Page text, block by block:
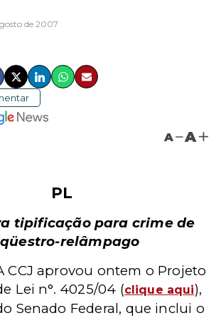
de 2007
A A
PL
tipificação para crime de
relâmpago
CCJ aprovou ontem o Projeto
Lei n°. 4025/04 (clique aqui),
Senado Federal, que inclui o